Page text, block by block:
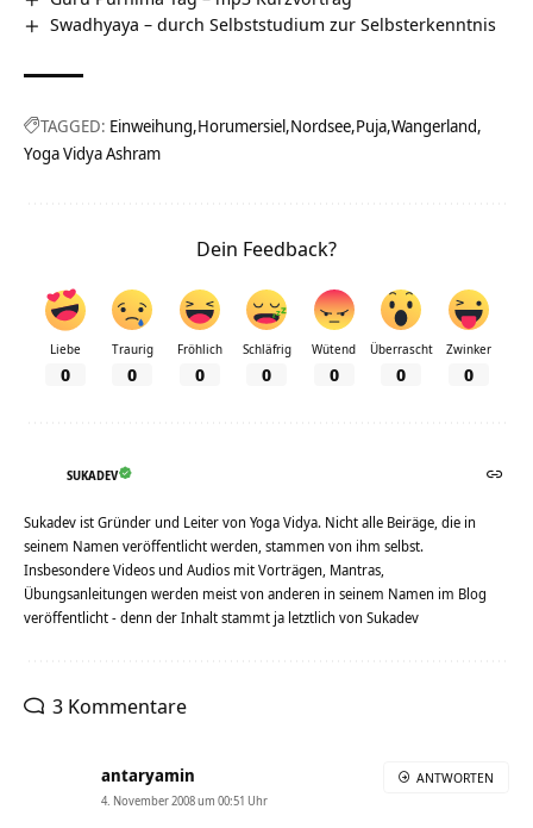
Swadhyaya – durch Selbststudium zur Selbsterkenntnis
TAGGED: Einweihung Horumersiel Nordsee Puja Wangerland
Yoga Vidya Ashram
Dein Feedback?
Liebe
0
Traurig
0
Fröhlich
0
Schläfrig
0
Wütend
0
Überrascht
0
Zwinker
0
SUKADEV
Sukadev ist Gründer und Leiter von Yoga Vidya. Nicht alle Beiräge, die in
seinem Namen veröffentlicht werden, stammen von ihm selbst.
Insbesondere Videos und Audios mit Vorträgen, Mantras,
Übungsanleitungen werden meist von anderen in seinem Namen im Blog
veröffentlicht - denn der Inhalt stammt ja letztlich von Sukadev
3 Kommentare
antaryamin
4. November 2008 um 00:51 Uhr
ANTWORTEN